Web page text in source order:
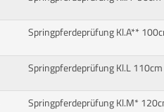
Springpferdeprüfung Kl.A**
Springpferdeprüfung Kl.L 110cm
Springpferdeprüfung Kl.M*